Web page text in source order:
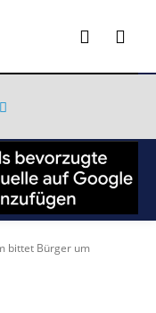
bittet Bürger um